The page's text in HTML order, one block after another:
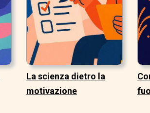
La scienza dietro la
motivazione